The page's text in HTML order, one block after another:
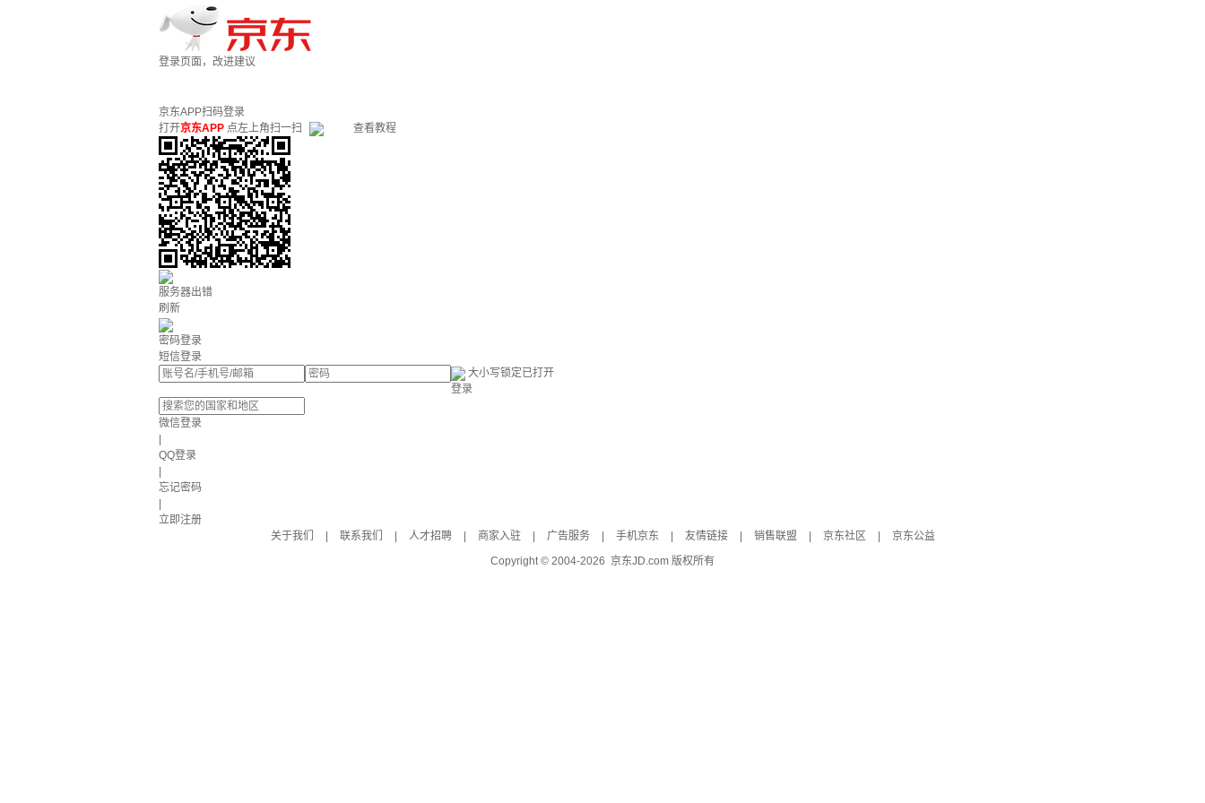
登录页面，改进建议
京东APP扫码登录
打开京东APP 点左上角扫一扫 查看教程
服务器出错
刷新
密码登录
短信登录
大小写锁定已打开
登录
微信登录
QQ登录
忘记密码
立即注册
关于我们
联系我们 人才招聘 商家入驻 广告服务 手机京东 友情链接 销售联盟 京东社区
京东公益
Copyright © 2004-2026 京东JD.com 版权所有